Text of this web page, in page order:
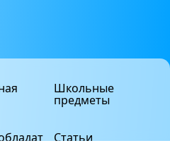
Школьные
предметы
Статьи